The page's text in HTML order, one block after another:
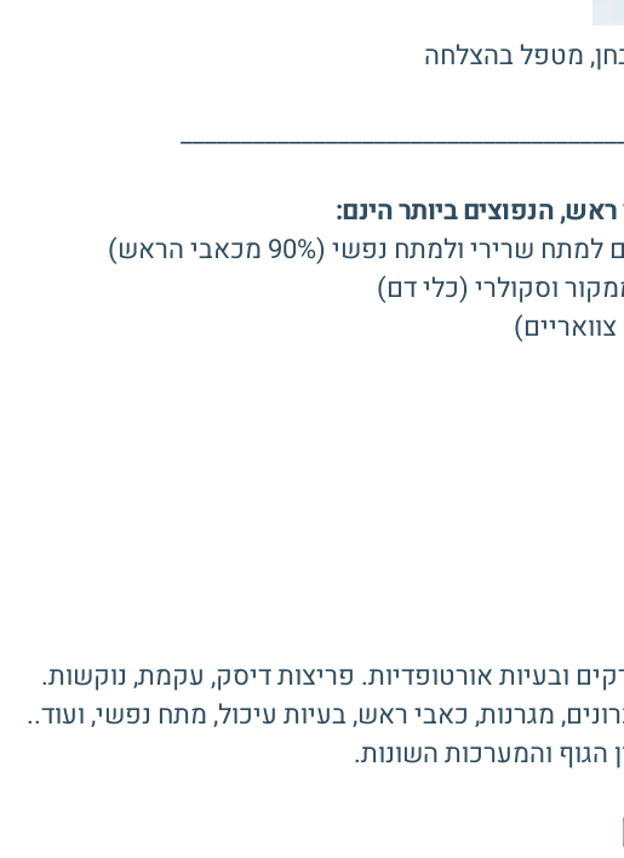
מטפל בהצלחה
הנפוצים ביותר הינם:
וסקולרי (כלי דם)
ובעיות אורטופדיות. פריצות דיסק, עקמת, נוקשות.
מגרנות, כאבי ראש, בעיות עיכול, מתח נפשי, ועוד..
הגוף והמערכות השונות.